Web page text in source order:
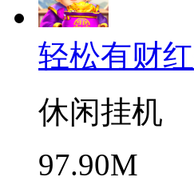
轻松有财
休闲挂机
97.90M